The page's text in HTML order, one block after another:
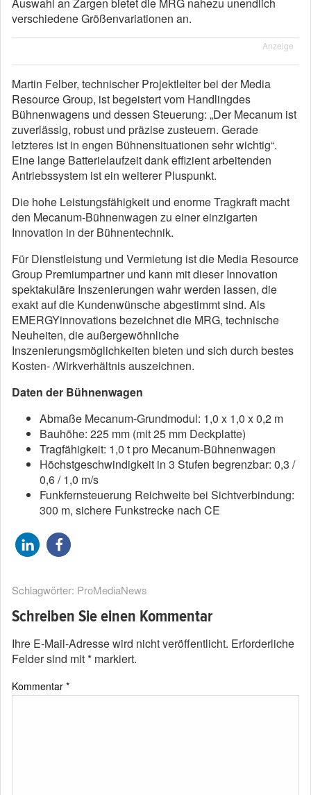
verschiedene Größenvariationen an.
Anzeige
Martin Felber, technischer Projektleiter bei der Media
Resource Group, ist begeistert vom Handlingdes
Bühnenwagens und dessen Steuerung: „Der Mecanum ist
zuverlässig, robust und präzise zusteuern. Gerade
letzteres ist in engen Bühnensituationen sehr wichtig“.
Eine lange Batterielaufzeit dank effizient arbeitenden
Antriebssystem ist ein weiterer Pluspunkt.
Die hohe Leistungsfähigkeit und enorme Tragkraft macht
den Mecanum-Bühnenwagen zu einer einzigarten
Innovation in der Bühnentechnik.
Für Dienstleistung und Vermietung ist die Media Resource
Group Premiumpartner und kann mit dieser Innovation
spektakuläre Inszenierungen wahr werden lassen, die
exakt auf die Kundenwünsche abgestimmt sind. Als
EMERGYinnovations bezeichnet die MRG, technische
Neuheiten, die außergewöhnliche
Inszenierungsmöglichkeiten bieten und sich durch bestes
Kosten- /Wirkverhältnis auszeichnen.
Daten der Bühnenwagen
Abmaße Mecanum-Grundmodul: 1,0 x 1,0 x 0,2 m
Bauhöhe: 225 mm (mit 25 mm Deckplatte)
Tragfähigkeit: 1,0 t pro Mecanum-Bühnenwagen
Höchstgeschwindigkeit in 3 Stufen begrenzbar: 0,3 /
0,6 / 1,0 m/s
Funkfernsteuerung Reichweite bei Sichtverbindung:
300 m, sichere Funkstrecke nach CE
Schlagwörter: ProMediaNews
Schreiben Sie einen Kommentar
Ihre E-Mail-Adresse wird nicht veröffentlicht. Erforderliche
Felder sind mit* markiert.
Kommentar *